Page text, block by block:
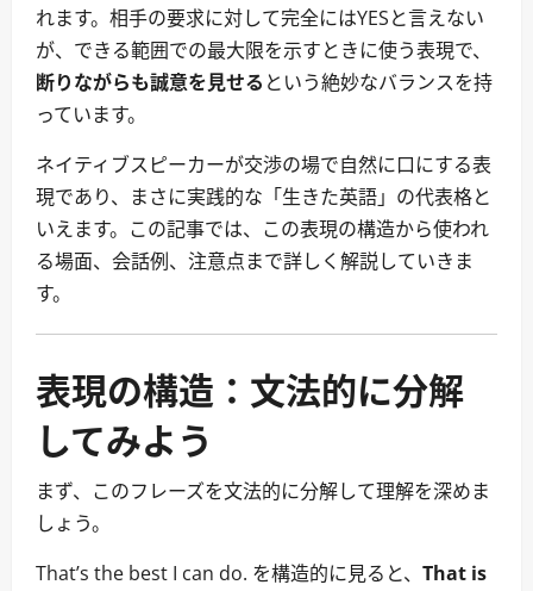
れます。相手の要求に対して完全にはYESと言えない
が、できる範囲での最大限を示すときに使う表現で、
断りながらも誠意を見せる という絶妙なバランスを持
っています。
ネイティブスピーカーが交渉の場で自然に口にする表
現であり、まさに実践的な「生きた英語」の代表格と
いえます。この記事では、この表現の構造から使われ
る場面、会話例、注意点まで詳しく解説していきま
す。
表現の構造：文法的に分解
してみよう
まず、このフレーズを文法的に分解して理解を深めま
しょう。
That’s the best I can do. を構造的に見ると、 That is